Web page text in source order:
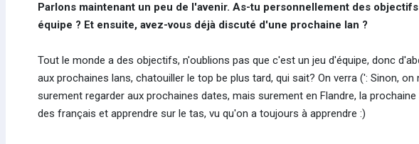
Parlons maintenant un peu de l'avenir. As-tu personnellement des
équipe ? Et ensuite, avez-vous déjà discuté d'une prochaine lan ?
Tout le monde a des objectifs, n'oublions pas que c'est un jeu d'équipe, donc
aux prochaines lans, chatouiller le top be plus tard, qui sait? On verra (': Sinon,
surement regarder aux prochaines dates, mais surement en Flandre, la
des français et apprendre sur le tas, vu qu'on a toujours à apprendre :)